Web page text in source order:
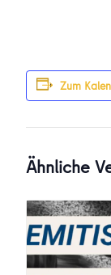
Zum
Ähnliche